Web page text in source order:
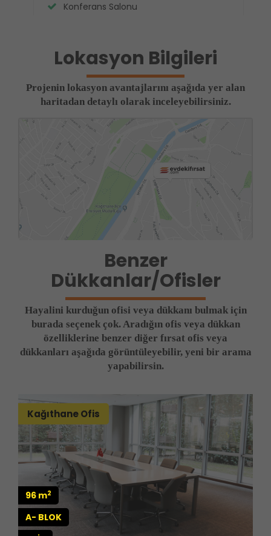
Konferans Salonu
Lokasyon Bilgileri
Projenin lokasyon avantajlarını aşağıda yer alan
haritadan detaylı olarak inceleyebilirsiniz.
Benzer
Dükkanlar/Ofisler
Hayalini kurduğun ofisi veya dükkanı bulmak için
burada seçenek çok. Aradığın ofis veya dükkan
özelliklerine benzer diğer fırsat ofis veya
dükkanları aşağıda görüntüleyebilir, yeni bir arama
yapabilirsin.
Kağıthane Ofis
96 m2
A- BLOK